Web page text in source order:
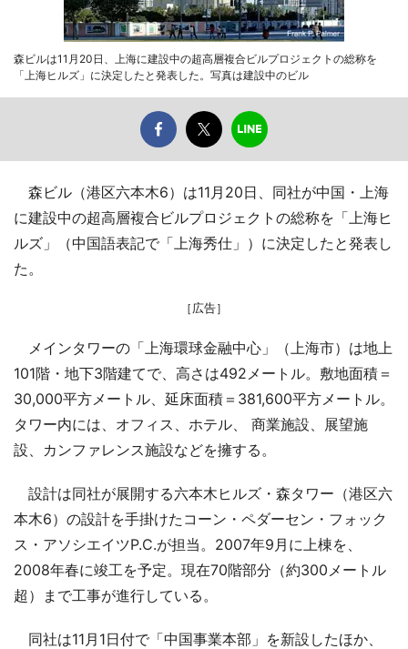
森ビルは11月20日、上海に建設中の超高層複合ビルプロジェクトの総称を
「上海ヒルズ」に決定したと発表した。写真は建設中のビル
森ビル（港区六本木6）は11月20日、同社が中国・上海
に建設中の超高層複合ビルプロジェクトの総称を「上海ヒ
ルズ」（中国語表記で「上海秀仕」）に決定したと発表し
た。
［広告］
メインタワーの「上海環球金融中心」（上海市）は地上
101階・地下3階建てで、高さは492メートル。敷地面積＝
30,000平方メートル、延床面積＝381,600平方メートル。
タワー内には、オフィス、ホテル、 商業施設、展望施
設、カンファレンス施設などを擁する。
設計は同社が展開する六本木ヒルズ・森タワー（港区六
本木6）の設計を手掛けたコーン・ペダーセン・フォック
ス・アソシエイツP.C.が担当。2007年9月に上棟を、
2008年春に竣工を予定。現在70階部分（約300メートル
超）まで工事が進行している。
同社は11月1日付で「中国事業本部」を新設したほか、